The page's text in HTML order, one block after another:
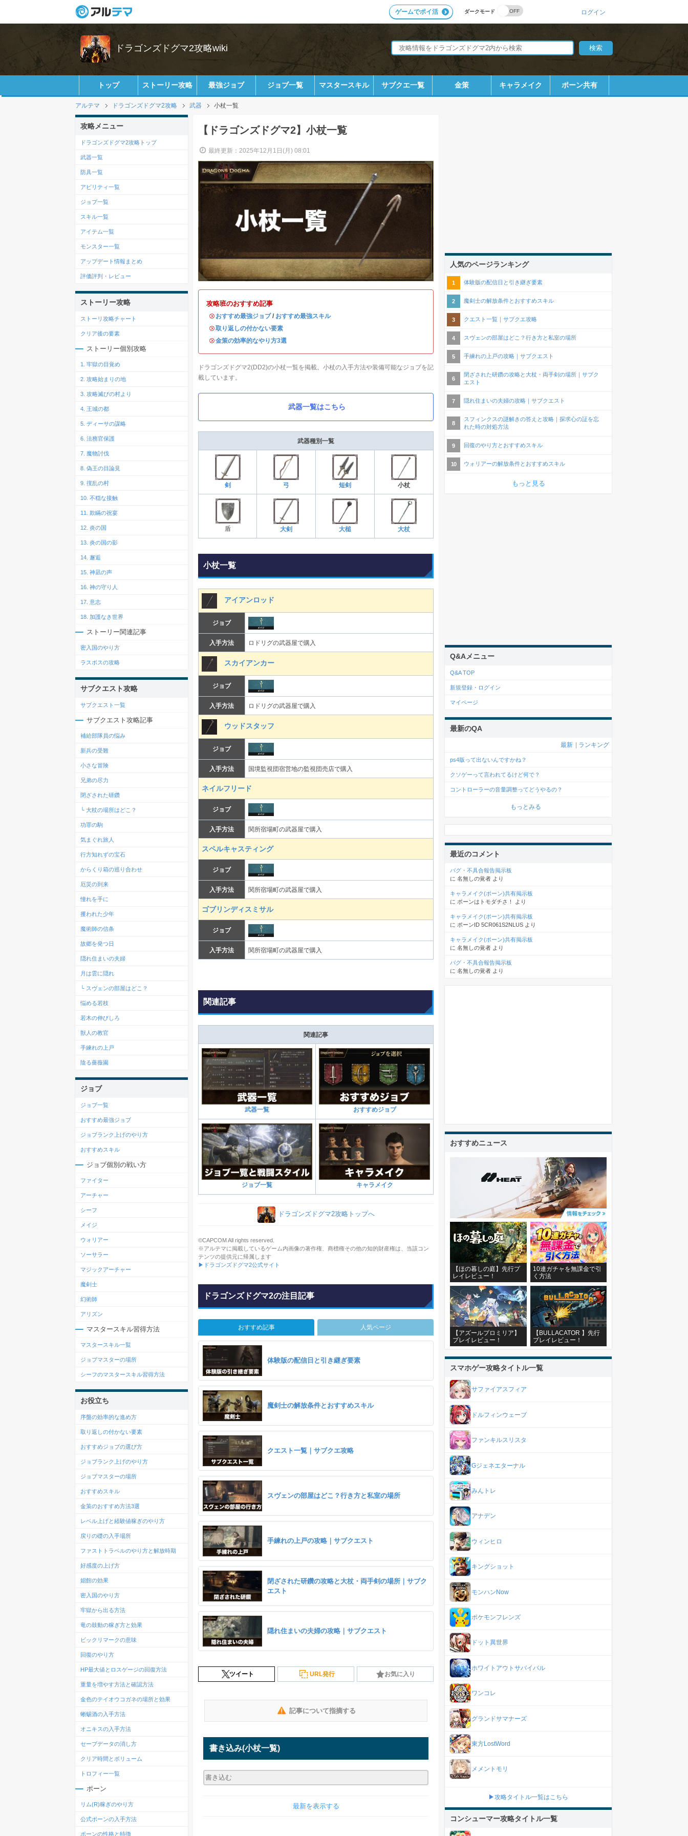
ダークモード
ゲームでポイ活 ログイン
ドラゴンズドグマ2攻略wiki
トップ ストーリー攻略 最強ジョブ ジョブ一覧 マスタースキル サブクエ一覧 金策 キャラメイク ポーン共有
アルテマ ドラゴンズドグマ2攻略 武器 小杖一覧
【ドラゴンズドグマ2】小杖一覧
最終更新：2025年12月1日(月) 08:01
攻略班のおすすめ記事
・ おすすめ最強ジョブ/ おすすめ最強スキル
・取り返しの付かない要素
・金策の効率的なやり方3選
ドラゴンズドグマ2(DD2)の小杖一覧を掲載。小杖の入手方法や装備可能なジョブを記
載しています。
武器一覧はこちら
武器種別一覧
剣 弓 短剣 小杖
盾 大剣 大槌 大杖
小杖一覧
アイアンロッド
ジョブ
入手方法 ロドリグの武器屋で購入
スカイアンカー
ジョブ
入手方法 ロドリグの武器屋で購入
ウッドスタッフ
ジョブ
入手方法 国境監視団宿営地の監視団売店で購入
ネイルフリード
ジョブ
入手方法 関所宿場町の武器屋で購入
スペルキャスティング
ジョブ
入手方法 関所宿場町の武器屋で購入
ゴブリンディスミサル
ジョブ
入手方法 関所宿場町の武器屋で購入
関連記事
関連記事
武器一覧 おすすめジョブ
ジョブ一覧 キャラメイク
ドラゴンズドグマ2攻略トップへ
©CAPCOM All rights reserved.
※アルテマに掲載しているゲーム内画像の著作権、商標権その他の知的財産権は、当該コン
テンツの提供元に帰属します
▶ドラゴンズドグマ2公式サイト
ドラゴンズドグマ2の注目記事
おすすめ記事 人気ページ
体験版の配信日と引き継ぎ要素
魔剣士の解放条件とおすすめスキル
クエスト一覧｜サブクエ攻略
スヴェンの部屋はどこ？行き方と私室の場所
手練れの上戸の攻略｜サブクエスト
閉ざされた研鑽の攻略と大杖・両手剣の場所｜サブク
エスト
隠れ住まいの夫婦の攻略｜サブクエスト
ツイート URL発行 お気に入り
記事について指摘する
書き込み(小杖一覧)
最新を表示する
攻略メニュー
ドラゴンズドグマ2攻略トップ
武器一覧
防具一覧
アビリティ一覧
ジョブ一覧
スキル一覧
アイテム一覧
モンスター一覧
アップデート情報まとめ
評価評判・レビュー
ストーリー攻略
ストーリ攻略チャート
クリア後の要素
ストーリー個別攻略
1. 牢獄の目覚め
2. 攻略始まりの地
3. 攻略滅びの村より
4. 王城の都
5. ディーサの謀略
6. 法務官保護
7. 魔物討伐
8. 偽王の目論見
9. 撹乱の村
10. 不穏な接触
11. 欺瞞の祝宴
12. 炎の国
13. 炎の国の影
14. 邂逅
15. 神凪の声
16. 神の守り人
17. 意志
18. 加護なき世界
ストーリー関連記事
密入国のやり方
ラスボスの攻略
サブクエスト攻略
サブクエスト一覧
サブクエスト攻略記事
補給部隊員の悩み
新兵の受難
小さな冒険
兄弟の尽力
閉ざされた研鑽
└ 大杖の場所はどこ？
功罪の駒
気まぐれ旅人
行方知れずの宝石
からくり箱の巡り合わせ
厄災の到来
憧れを手に
攫われた少年
魔術師の信条
故郷を発つ日
隠れ住まいの夫婦
月は雲に隠れ
└ スヴェンの部屋はどこ？
悩める若枝
若木の伸びしろ
獣人の教官
手練れの上戸
陰る薔薇園
ジョブ
ジョブ一覧
おすすめ最強ジョブ
ジョブランク上げのやり方
おすすめスキル
ジョブ個別の戦い方
ファイター
アーチャー
シーフ
メイジ
ウォリアー
ソーサラー
マジックアーチャー
魔剣士
幻術師
アリズン
マスタースキル習得方法
マスタースキル一覧
ジョブマスターの場所
シーフのマスタースキル習得方法
お役立ち
序盤の効率的な進め方
取り返しの付かない要素
おすすめジョブの選び方
ジョブランク上げのやり方
ジョブマスターの場所
おすすめスキル
金策のおすすめ方法3選
レベル上げと経験値稼ぎのやり方
戻りの礎の入手場所
ファストトラベルのやり方と解放時期
好感度の上げ方
娼館の効果
密入国のやり方
牢獄から出る方法
竜の鼓動の稼ぎ方と効果
ビックリマークの意味
回復のやり方
HP最大値とロスゲージの回復方法
重量を増やす方法と確認方法
金色のテイオウコガネの場所と効果
蜥蜴酒の入手方法
オニキスの入手方法
セーブデータの消し方
クリア時間とボリューム
トロフィー一覧
ポーン
リム(R)稼ぎのやり方
公式ポーンの入手方法
ポーンの性格と特徴
人気のページランキング
体験版の配信日と引き継ぎ要素
魔剣士の解放条件とおすすめスキル
クエスト一覧｜サブクエ攻略
スヴェンの部屋はどこ？行き方と私室の場所
手練れの上戸の攻略｜サブクエスト
閉ざされた研鑽の攻略と大杖・両手剣の場所｜サブク
エスト
隠れ住まいの夫婦の攻略｜サブクエスト
スフィンクスの謎解きの答えと攻略｜探求心の証を忘
れた時の対処方法
回復のやり方とおすすめスキル
ウォリアーの解放条件とおすすめスキル
もっと見る
Q&Aメニュー
Q&A TOP
新規登録・ログイン
マイページ
最新のQA
最新 ランキング
ps4版って出ないんですかね？
クソゲーって言われてるけど何で？
コントローラーの音量調整ってどうやるの？
もっとみる
最近のコメント
バグ・不具合報告掲示板
に 名無しの覚者 より
キャラメイク(ポーン)共有掲示板
に ポーンはトモダチさ！ より
キャラメイク(ポーン)共有掲示板
に ポーンID 5CR061S2NLUS より
キャラメイク(ポーン)共有掲示板
に 名無しの覚者 より
バグ・不具合報告掲示板
に 名無しの覚者 より
おすすめニュース
【ほの暮しの庭】先行プ
レイレビュー！
10連ガチャを無課金で引
く方法
【アズールプロミリア】
プレイレビュー！
【BULLACATOR 】先行
プレイレビュー！
スマホゲー攻略タイトル一覧
サファイアスフィア
ドルフィンウェーブ
ファンキルスリスタ
Gジェネエターナル
みんトレ
アナデン
ウィンヒロ
キングショット
モンハンNow
ポケモンフレンズ
ドット異世界
ホワイトアウトサバイバル
ワンコレ
グランドサマナーズ
東方LostWord
メメントモリ
▶攻略タイトル一覧はこちら
コンシューマー攻略タイトル一覧